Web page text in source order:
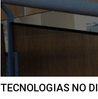
TECNOLOGIAS NO